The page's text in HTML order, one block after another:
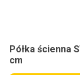
Półka ścienna
cm